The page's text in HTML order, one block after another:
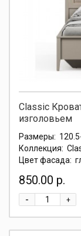
Classic
изголовьем
Размеры:
Коллекция:
Цвет фасада:
850.00 р.
+
-